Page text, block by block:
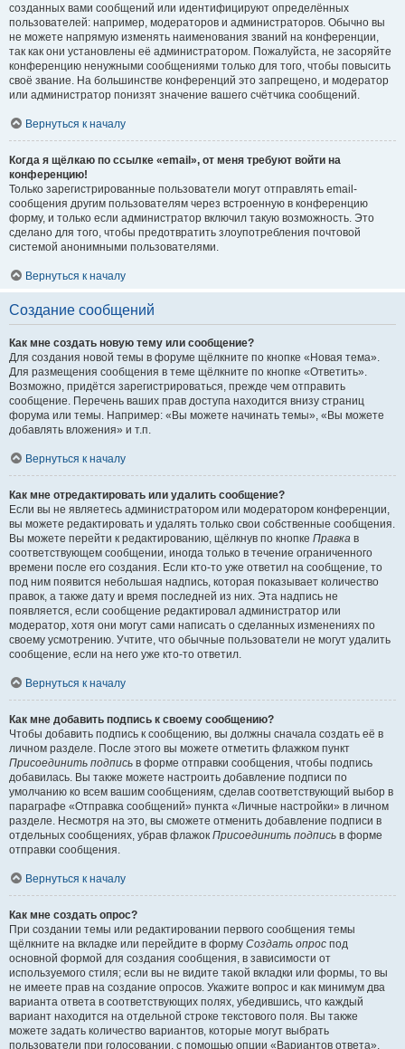
созданных вами сообщений или идентифицируют определённых
пользователей: например, модераторов и администраторов. Обычно вы
не можете напрямую изменять наименования званий на конференции,
так как они установлены её администратором. Пожалуйста, не засоряйте
конференцию ненужными сообщениями только для того, чтобы повысить
своё звание. На большинстве конференций это запрещено, и модератор
или администратор понизят значение вашего счётчика сообщений.
Вернуться к началу
Когда я щёлкаю по ссылке «email», от меня требуют войти на
конференцию!
Только зарегистрированные пользователи могут отправлять email-
сообщения другим пользователям через встроенную в конференцию
форму, и только если администратор включил такую возможность. Это
сделано для того, чтобы предотвратить злоупотребления почтовой
системой анонимными пользователями.
Вернуться к началу
Создание сообщений
Как мне создать новую тему или сообщение?
Для создания новой темы в форуме щёлкните по кнопке «Новая тема».
Для размещения сообщения в теме щёлкните по кнопке «Ответить».
Возможно, придётся зарегистрироваться, прежде чем отправить
сообщение. Перечень ваших прав доступа находится внизу страниц
форума или темы. Например: «Вы можете начинать темы», «Вы можете
добавлять вложения» и т.п.
Вернуться к началу
Как мне отредактировать или удалить сообщение?
Если вы не являетесь администратором или модератором конференции,
вы можете редактировать и удалять только свои собственные сообщения.
Вы можете перейти к редактированию, щёлкнув по кнопке Правка в
соответствующем сообщении, иногда только в течение ограниченного
времени после его создания. Если кто-то уже ответил на сообщение, то
под ним появится небольшая надпись, которая показывает количество
правок, а также дату и время последней из них. Эта надпись не
появляется, если сообщение редактировал администратор или
модератор, хотя они могут сами написать о сделанных изменениях по
своему усмотрению. Учтите, что обычные пользователи не могут удалить
сообщение, если на него уже кто-то ответил.
Вернуться к началу
Как мне добавить подпись к своему сообщению?
Чтобы добавить подпись к сообщению, вы должны сначала создать её в
личном разделе. После этого вы можете отметить флажком пункт
Присоединить подпись в форме отправки сообщения, чтобы подпись
добавилась. Вы также можете настроить добавление подписи по
умолчанию ко всем вашим сообщениям, сделав соответствующий выбор в
параграфе «Отправка сообщений» пункта «Личные настройки» в личном
разделе. Несмотря на это, вы сможете отменить добавление подписи в
отдельных сообщениях, убрав флажок Присоединить подпись в форме
отправки сообщения.
Вернуться к началу
Как мне создать опрос?
При создании темы или редактировании первого сообщения темы
щёлкните на вкладке или перейдите в форму Создать опрос под
основной формой для создания сообщения, в зависимости от
используемого стиля; если вы не видите такой вкладки или формы, то вы
не имеете прав на создание опросов. Укажите вопрос и как минимум два
варианта ответа в соответствующих полях, убедившись, что каждый
вариант находится на отдельной строке текстового поля. Вы также
можете задать количество вариантов, которые могут выбрать
пользователи при голосовании, с помощью опции «Вариантов ответа»,